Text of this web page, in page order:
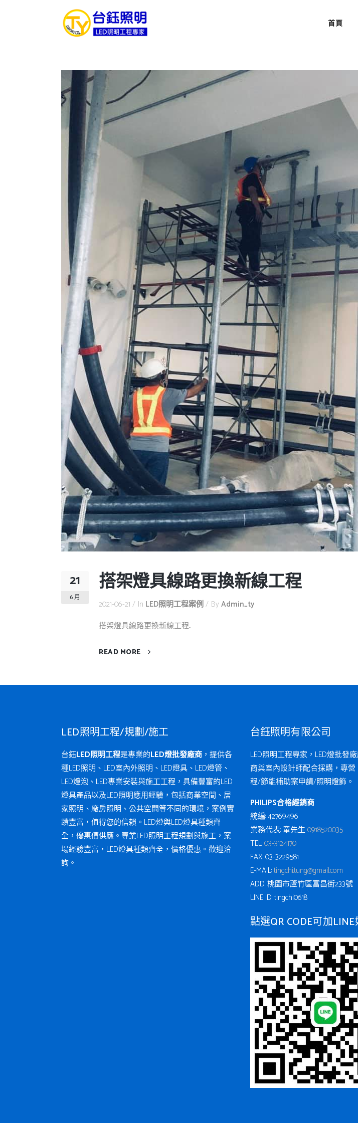
首頁
21
6 月
搭架燈具線路更換新線工程
2021-06-21 In LED照明工程案例 By Admin_ty
搭架燈具線路更換新線工程...
READ MORE
LED照明工程/規劃/施工
台鈺LED照明工程是專業的LED燈批發廠商 ，提供各
種LED照明、LED室內外照明、LED燈具、LED燈管、
LED燈泡、LED專業安裝與施工工程，具備豐富的LED
燈具產品以及LED照明應用經驗，包括商業空間、居
家照明、廠房照明、公共空間等不同的環境，案例實
蹟豐富，值得您的信賴。LED燈與LED燈具種類齊
全，優惠價供應。專業LED照明工程規劃與施工，案
場經驗豐富，LED燈具種類齊全，價格優惠。歡迎洽
詢。
台鈺照明有限公司
LED照明工程專家，LED燈批發
商與室內設計師配合採購，專營
程/節能補助案申請/照明燈飾。
PHILIPS合格經銷商
統編: 42769496
業務代表: 童先生0918520035
TEL:03-3124170
FAX: 03-3229581
E-MAIL:tingchi.tung@gmail.com
ADD: 桃園市蘆竹區富昌街233號
LINE ID: tingchi0618
點選QR CODE可加LINE